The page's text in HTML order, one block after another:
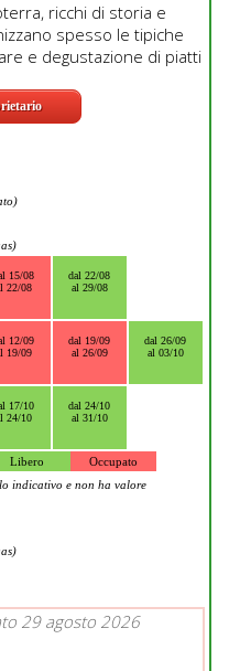
ricchi di storia e
spesso le tipiche
e degustazione di piatti
15/08
22/08
dal 22/08
al 29/08
12/09
19/09
dal 19/09
al 26/09
dal 26/09
al 03/10
17/10
24/10
dal 24/10
al 31/10
Libero
Occupato
indicativo e non ha valore
29 agosto 2026